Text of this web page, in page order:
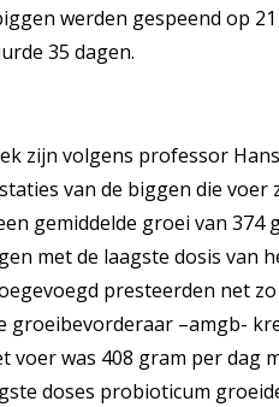
werden gespeend op
35 dagen.
zijn volgens professor
van de biggen die voer
gemiddelde groei van 374
met de laagste dosis van
presteerden net
groeibevorderaar –amgb-
voer was 408 gram per dag
doses probioticum